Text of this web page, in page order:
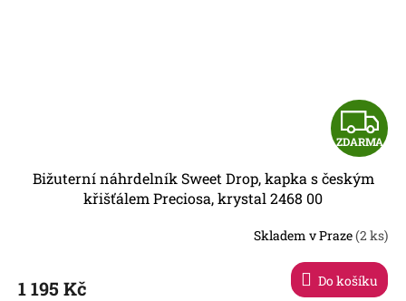
Z
D
R
ZDARMA
Bižuterní náhrdelník Sweet Drop, kapka s českým
křišťálem Preciosa, krystal 2468 00
Skladem v Praze(2 ks)
1 195 Kč Do košíku